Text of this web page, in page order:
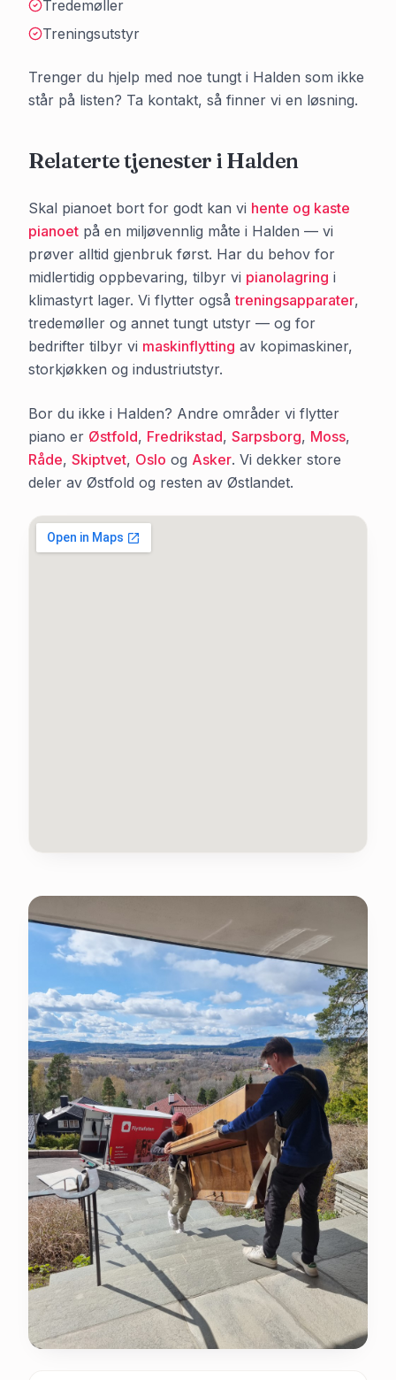
Tredemøller
Treningsutstyr
Trenger du hjelp med noe tungt i Halden som ikke
står på listen? Ta kontakt, så finner vi en løsning.
Relaterte tjenester iHalden
Skal pianoet bort for godt kan vi hente og kaste
pianoet på en miljøvennlig måte i Halden — vi
prøver alltid gjenbruk først. Har du behov for
midlertidig oppbevaring, tilbyr vi pianolagring i
klimastyrt lager. Vi flytter også treningsapparater,
tredemøller og annet tungt utstyr — og for
bedrifter tilbyr vi maskinflytting av kopimaskiner,
storkjøkken og industriutstyr.
Bor du ikke i Halden? Andre områder vi flytter
piano er Østfold, Fredrikstad, Sarpsborg, Moss,
Råde, Skiptvet, Oslo og Asker. Vi dekker store
deler av Østfold og resten av Østlandet.